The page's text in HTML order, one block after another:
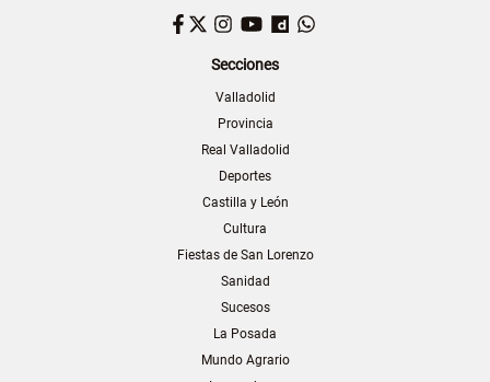
Facebook
TwitterInstagram
YouTubeDailymotion
Secciones
Valladolid
Provincia
Real Valladolid
Deportes
Castilla y León
Cultura
Fiestas de San Lorenzo
Sanidad
Sucesos
La Posada
Mundo Agrario